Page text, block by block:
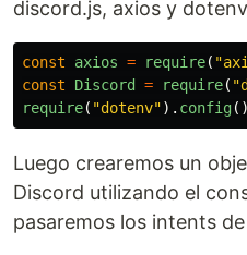
discord.js, axios y
const axios = require( "
const
Discord = require( "
require( "dotenv"). config
Luego crearemos un
Discord utilizando el
pasaremos los intents